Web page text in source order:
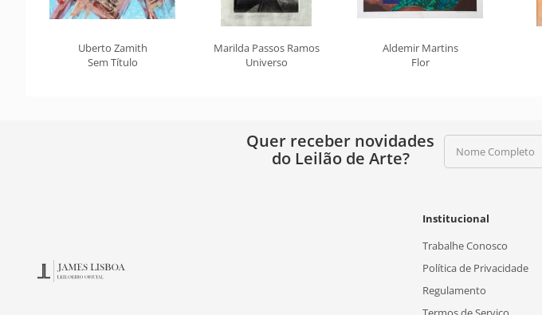
Uberto Zamith
Sem Título
Marilda Passos Ramos
Universo
Aldemir Martins
Flor
Quer receber novidades
do Leilão de Arte?
Nome Completo
Institucional
Trabalhe Conosco
Política de Privacidade
Regulamento